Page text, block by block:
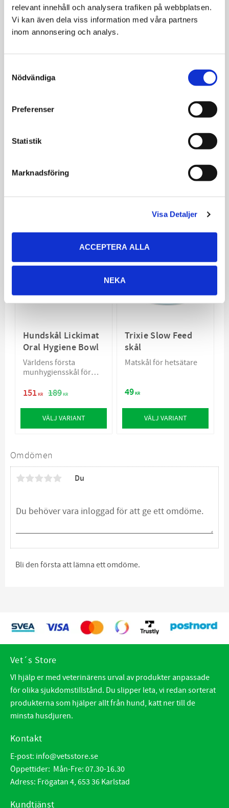
relevant innehåll och analysera trafiken på webbplatsen.
Vi kan även dela viss information med våra partners
inom annonsering och analys.
Selection
Nödvändiga
Preferenser
Statistik
Marknadsföring
Visa Detaljer
ACCEPTERA ALLA
NEKA
Omdömen
Du
Bli den första att lämna ett omdöme.
Nobby Rostfri Skål
Rostfri skål med
129
Outward Hound
Förlänger måltiden upp
Hundskål Lickimat
Oral Hygiene Bowl
Världens första
munhygiensskål för
151KR 189KR
VÄLJ VARIANT
Trixie Slow Feed
skål
Matskål för hetsätare
49KR
VÄLJ VARIANT
Vet´s Store
VI hjälp er med veterinärens urval av produkter anpassade
för olika sjukdomstillstånd. Du slipper leta, vi redan sorterat
produkterna som hjälper allt från hund, katt ner till de
minsta husdjuren.
Kontakt
E-post: info@vetsstore.se
Öppettider: Mån-Fre: 07.30-16.30
Adress: Frögatan 4, 653 36 Karlstad
Kundtjänst